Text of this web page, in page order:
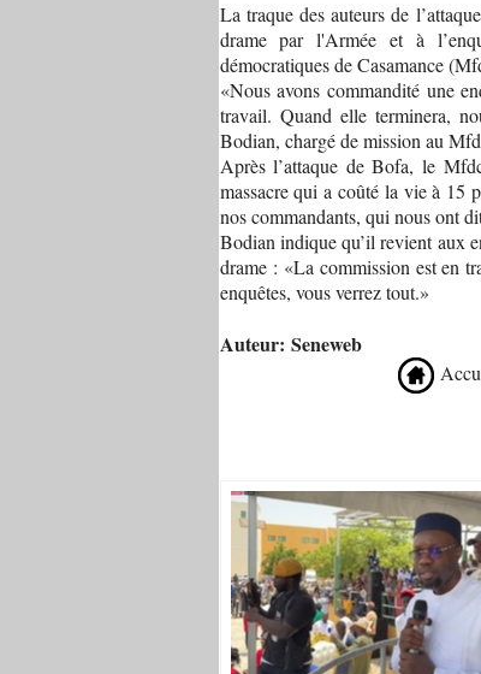
La traque des auteurs de
drame par l'Armée et à
démocratiques de Casamance
«Nous avons commandité une
travail. Quand elle terminera,
Bodian, chargé de mission au
Après l’attaque de Bofa, le
massacre qui a coûté la vie à 15
nos commandants, qui nous ont
Bodian indique qu’il revient aux
drame : «La commission est en
enquêtes, vous verrez tout.»
Auteur: Seneweb